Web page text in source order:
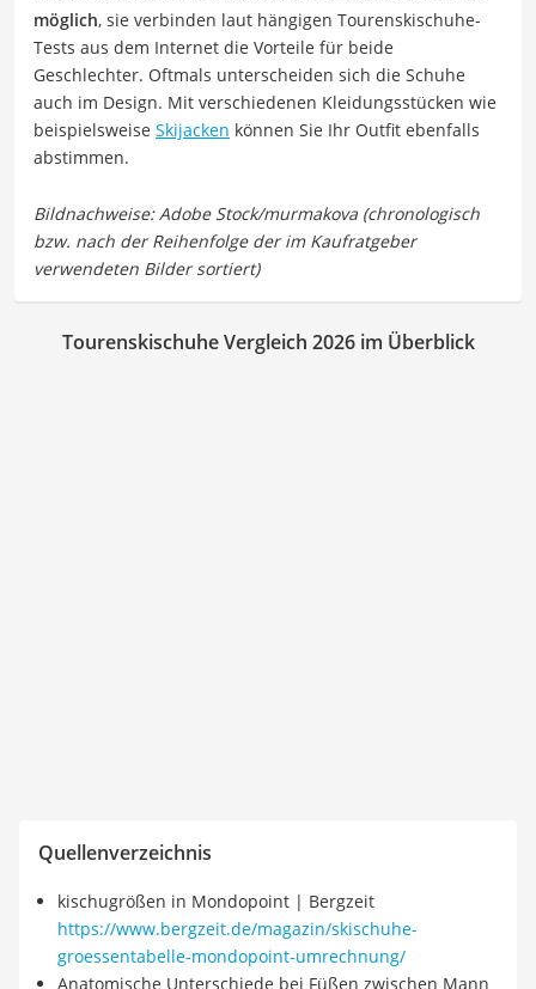
möglich, sie verbinden laut hängigen Tourenskischuhe-
Tests aus dem Internet die Vorteile für beide
Geschlechter. Oftmals unterscheiden sich die Schuhe
auch im Design. Mit verschiedenen Kleidungsstücken wie
beispielsweise Skijacken können Sie Ihr Outfit ebenfalls
abstimmen.
Tourenskischuhe Vergleich 2026 im Überblick
Quellenverzeichnis
kischugrößen in Mondopoint | Bergzeit
https://www.bergzeit.de/magazin/skischuhe-
groessentabelle-mondopoint-umrechnung/
Anatomische Unterschiede bei Füßen zwischen Mann